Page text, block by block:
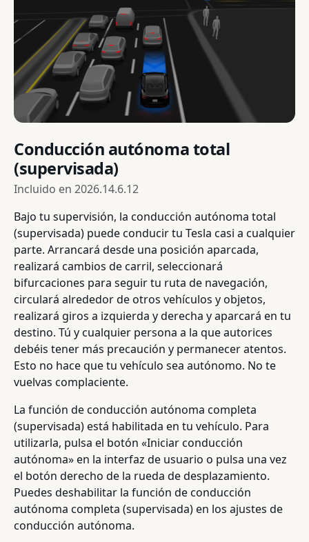
Conducción autónoma total
(supervisada)
Incluido en 2026.14.6.12
Bajo tu supervisión, la conducción autónoma total
(supervisada) puede conducir tu Tesla casi a cualquier
parte. Arrancará desde una posición aparcada,
realizará cambios de carril, seleccionará
bifurcaciones para seguir tu ruta de navegación,
circulará alrededor de otros vehículos y objetos,
realizará giros a izquierda y derecha y aparcará en tu
destino. Tú y cualquier persona a la que autorices
debéis tener más precaución y permanecer atentos.
Esto no hace que tu vehículo sea autónomo. No te
vuelvas complaciente.
La función de conducción autónoma completa
(supervisada) está habilitada en tu vehículo. Para
utilizarla, pulsa el botón «Iniciar conducción
autónoma» en la interfaz de usuario o pulsa una vez
el botón derecho de la rueda de desplazamiento.
Puedes deshabilitar la función de conducción
autónoma completa (supervisada) en los ajustes de
conducción autónoma.